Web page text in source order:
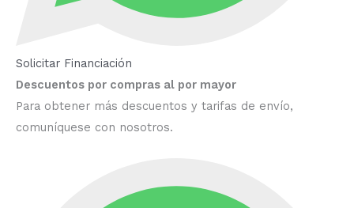
Solicitar Financiación
Descuentos por compras al por mayor
Para obtener más descuentos y tarifas de envío,
comuníquese con nosotros.